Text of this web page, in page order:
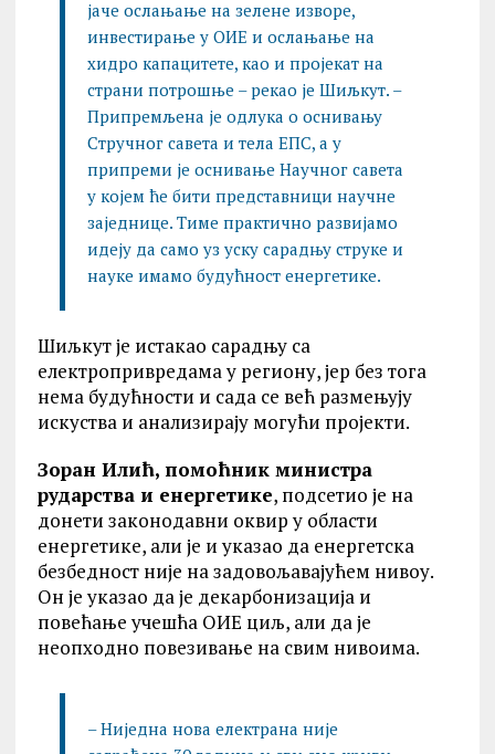
јаче ослањање на зелене изворе,
инвестирање у ОИЕ и ослањање на
хидро капацитете, као и пројекат на
страни потрошње – рекао је Шиљкут. –
Припремљена је одлука о оснивању
Стручног савета и тела ЕПС, а у
припреми је оснивање Научног савета
у којем ће бити представници научне
заједнице. Тиме практично развијамо
идеју да само уз уску сарадњу струке и
науке имамо будућност енергетике.
Шиљкут је истакао сарадњу са
електропривредама у региону, јер без тога
нема будућности и сада се већ размењују
искуства и анализирају могући пројекти.
Зоран Илић, помоћник министра
рударства и енергетике, подсетио је на
донети законодавни оквир у области
енергетике, али је и указао да енергетска
безбедност није на задовољавајућем нивоу.
Он је указао да је декарбонизација и
повећање учешћа ОИЕ циљ, али да је
неопходно повезивање на свим нивоима.
– Ниједна нова електрана није